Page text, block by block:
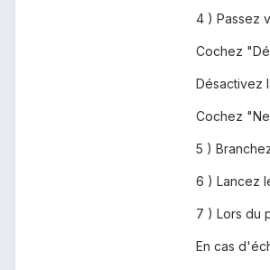
4 ) Passez
Cochez
Désactivez
Cochez
5 )
6 ) Lancez
7 ) Lors du
En cas